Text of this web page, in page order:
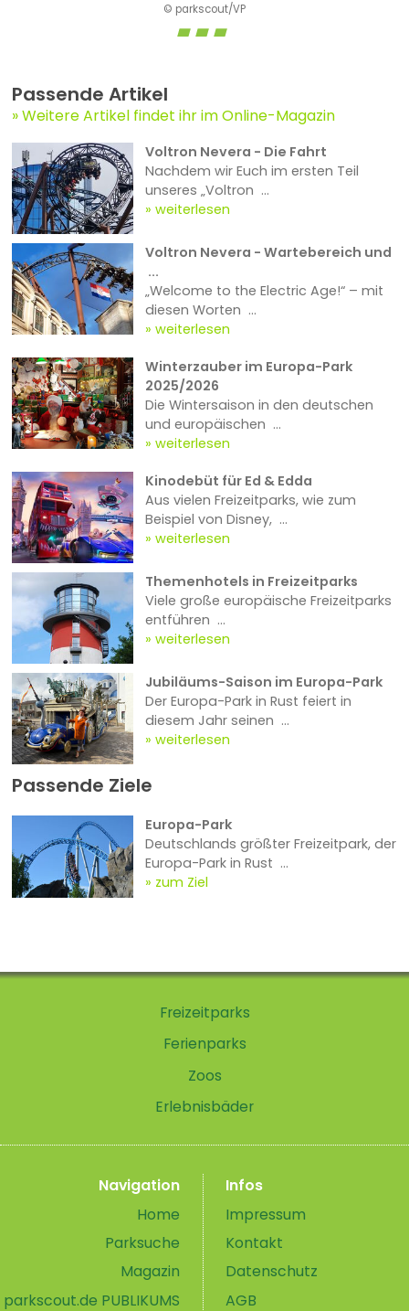
© parkscout/VP
Passende Artikel
Weitere Artikel findet ihr im Online-Magazin
Voltron Nevera - Die Fahrt
Nachdem wir Euch im ersten Teil
unseres „Voltron ...
weiterlesen
Voltron Nevera - Wartebereich und
...
„Welcome to the Electric Age!“ – mit
diesen Worten ...
weiterlesen
Winterzauber im Europa-Park
2025/2026
Die Wintersaison in den deutschen
und europäischen ...
weiterlesen
Kinodebüt für Ed & Edda
Aus vielen Freizeitparks, wie zum
Beispiel von Disney, ...
weiterlesen
Themenhotels in Freizeitparks
Viele große europäische Freizeitparks
entführen ...
weiterlesen
Jubiläums-Saison im Europa-Park
Der Europa-Park in Rust feiert in
diesem Jahr seinen ...
weiterlesen
Passende Ziele
Europa-Park
Deutschlands größter Freizeitpark, der
Europa-Park in Rust ...
zum Ziel
Freizeitparks
Ferienparks
Zoos
Erlebnisbäder
Navigation
Home
Parksuche
Magazin
parkscout.de PUBLIKUMS
Infos
Impressum
Kontakt
Datenschutz
AGB